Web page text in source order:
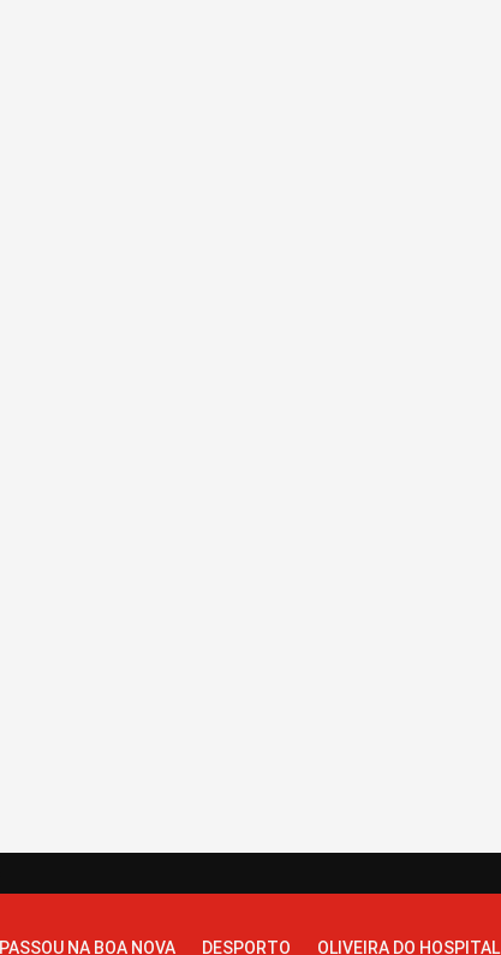
PASSOU NA BOA NOVA DESPORTO OLIVEIRA DO HOSPITAL